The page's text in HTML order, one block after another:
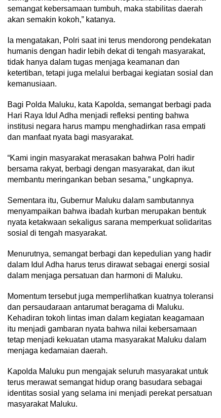
semangat kebersamaan tumbuh, maka stabilitas daerah
akan semakin kokoh,” katanya.
Ia mengatakan, Polri saat ini terus mendorong pendekatan
humanis dengan hadir lebih dekat di tengah masyarakat,
tidak hanya dalam tugas menjaga keamanan dan
ketertiban, tetapi juga melalui berbagai kegiatan sosial dan
kemanusiaan.
Bagi Polda Maluku, kata Kapolda, semangat berbagi pada
Hari Raya Idul Adha menjadi refleksi penting bahwa
institusi negara harus mampu menghadirkan rasa empati
dan manfaat nyata bagi masyarakat.
“Kami ingin masyarakat merasakan bahwa Polri hadir
bersama rakyat, berbagi dengan masyarakat, dan ikut
membantu meringankan beban sesama,” ungkapnya.
Sementara itu, Gubernur Maluku dalam sambutannya
menyampaikan bahwa ibadah kurban merupakan bentuk
nyata ketakwaan sekaligus sarana memperkuat solidaritas
sosial di tengah masyarakat.
Menurutnya, semangat berbagi dan kepedulian yang hadir
dalam Idul Adha harus terus dirawat sebagai energi sosial
dalam menjaga persatuan dan harmoni di Maluku.
Momentum tersebut juga memperlihatkan kuatnya toleransi
dan persaudaraan antarumat beragama di Maluku.
Kehadiran tokoh lintas iman dalam kegiatan keagamaan
itu menjadi gambaran nyata bahwa nilai kebersamaan
tetap menjadi kekuatan utama masyarakat Maluku dalam
menjaga kedamaian daerah.
Kapolda Maluku pun mengajak seluruh masyarakat untuk
terus merawat semangat hidup orang basudara sebagai
identitas sosial yang selama ini menjadi perekat persatuan
masyarakat Maluku.